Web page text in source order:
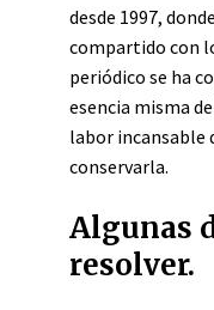
desde 1997,
compartido con
periódico se ha
esencia misma
labor incansable
conservarla.
Algunas
resolver.